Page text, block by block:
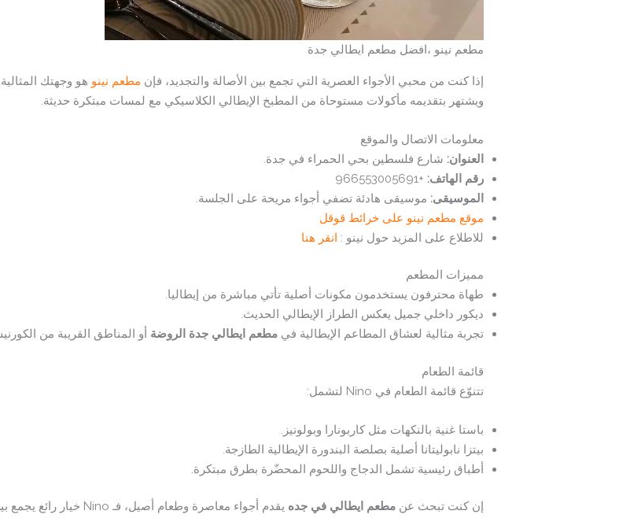
مطعم نينو ،افضل مطعم ايطالي جدة
إذا كنت من محبي الأجواء العصرية التي تجمع بين الأصالة والتجديد، فإن مطعم نينو هو وجهتك
ويشتهر بتقديمه مأكولات مستوحاة من المطبخ الإيطالي الكلاسيكي مع لمسات مبتكرة حديثة.
معلومات الاتصال والموقع
العنوان: شارع فلسطين بحي الحمراء في جدة.
رقم الهاتف: +966553005691
الموسيقى: موسيقى هادئة تضفي أجواء مريحة على الجلسة.
موقع مطعم نينو على خرائط قوقل
للاطلاع على المزيد حول نينو : انقر هنا
مميزات المطعم
طهاة محترفون يستخدمون مكونات أصلية تأتي مباشرة من إيطاليا.
ديكور داخلي جميل يعكس الطراز الإيطالي الحديث.
تجربة مثالية لعشاق المطاعم الإيطالية فيمطعم ايطالي جدة الروضة أو المناطق القريبة من
قائمة الطعام
تتنوّع قائمة الطعام في Nino لتشمل:
باستا غنية بالنكهات مثل كاربونارا وبولونيز.
بيتزا نابوليتانا أصلية بصلصة البندورة الإيطالية الطازجة.
أطباق رئيسية تشمل الدجاج واللحوم المحضّرة بطرق مبتكرة.
إن كنت تبحث عنمطعم ايطالي في جده يقدم أجواء معاصرة وطعام أصيل، فـ Nino خيار رائع يجمع بين الجودة العالية والخدمة الراقية.